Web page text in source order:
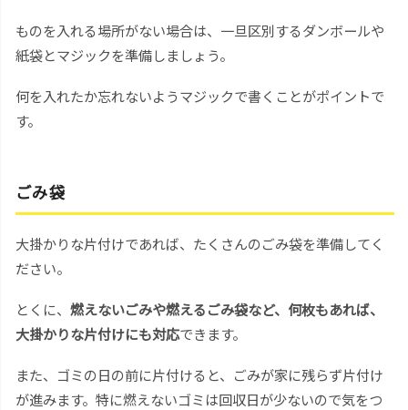
ものを入れる場所がない場合は、一旦区別するダンボールや
紙袋とマジックを準備しましょう。
何を入れたか忘れないようマジックで書くことがポイントで
す。
ごみ袋
大掛かりな片付けであれば、たくさんのごみ袋を準備してく
ださい。
とくに、燃えないごみや燃えるごみ袋など、何枚もあれば、
大掛かりな片付けにも対応できます。
また、ゴミの日の前に片付けると、ごみが家に残らず片付け
が進みます。特に燃えないゴミは回収日が少ないので気をつ